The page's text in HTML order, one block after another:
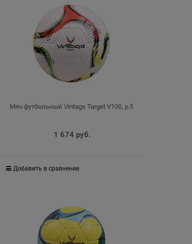
Мяч футбольный Vintage Target V100, р.5
1 674 руб.
Добавить в сравнение